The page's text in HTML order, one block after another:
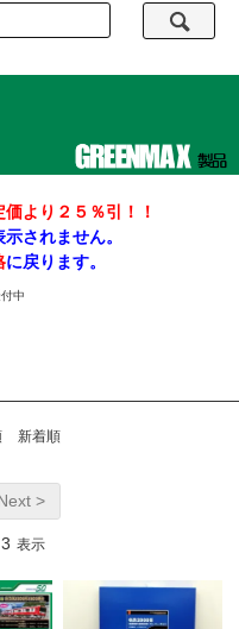
価より２５％引！！
されません。
に戻ります。
中
新着順
>
3 表示